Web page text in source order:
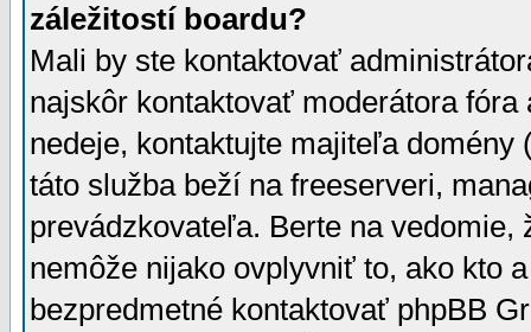
záležitostí boardu?
Mali by ste kontaktovať
najskôr kontaktovať moderátora
nedeje, kontaktujte majiteľa
táto služba beží na freeserveri,
prevádzkovateľa. Berte na vedomie,
nemôže nijako ovplyvniť to, ako kto
bezpredmetné kontaktovať phpBB